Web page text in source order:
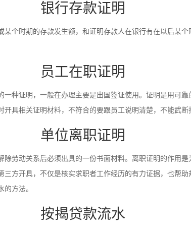
银行存款证明
个时期的存款发生额，和证明存款人在银行有在以后某
员工在职证明
种证明，一般在办理主要是出国签证使用。证明是用可
具相关证明材料，不符合的要跟员工说明清楚，不能武断
单位离职证明
劳动关系后必须出具的一份书面材料。离职证明的作用
方开具，不仅是核实求职者工作经历的有力证据，也帮
方法。
按揭贷款流水